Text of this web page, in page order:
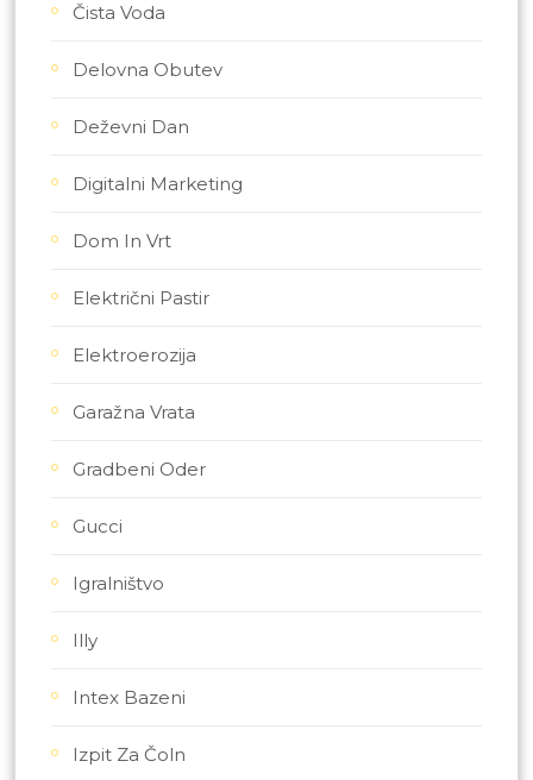
Čista Voda
Delovna Obutev
Deževni Dan
Digitalni Marketing
Dom In Vrt
Električni Pastir
Elektroerozija
Garažna Vrata
Gradbeni Oder
Gucci
Igralništvo
Illy
Intex Bazeni
Izpit Za Čoln